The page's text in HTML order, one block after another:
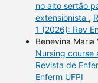
no alto sertão
extensionista ,
1 (2026): Rev
Benevina Maria
Nursing course
Revista de
Enferm UFPI